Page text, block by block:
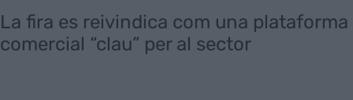
La fira es reivindica com una plataforma
comercial “clau” per al sector